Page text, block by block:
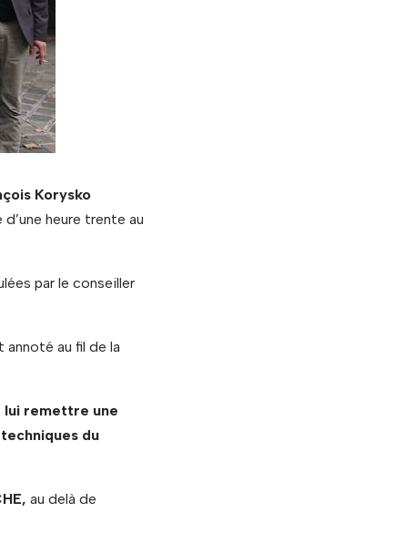
Korysko
d’une heure trente au
par le conseiller
annoté au fil de la
lui remettre une
du
au delà de